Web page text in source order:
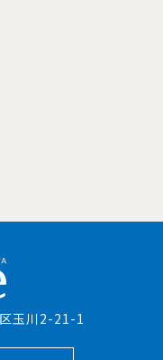
玉川2-21-1